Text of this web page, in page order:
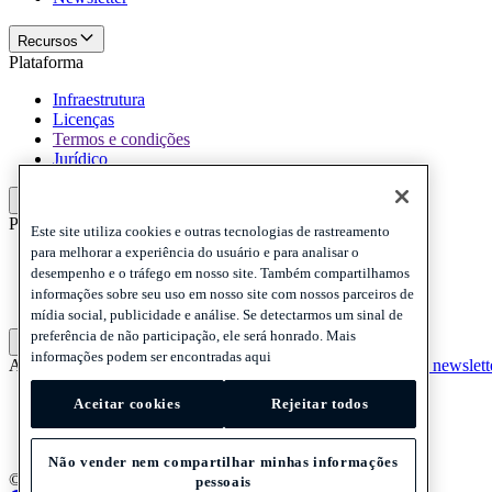
Recursos
Plataforma
Infraestrutura
Licenças
Termos e condições
Jurídico
Politicas e termo de responsabilidade
Privacy
Cookies
Disclaimer
Politicas e termo de responsabilidade
Assine nossa newsletterAssine nossa newsletter
Assine nossa
Privacy
Disclaimer
© 2026 Adyen
Este site utiliza cookies e outras tecnologias de rastreamento
para melhorar a experiência do usuário e para analisar o
desempenho e o tráfego em nosso site. Também compartilhamos
informações sobre seu uso em nosso site com nossos parceiros de
mídia social, publicidade e análise. Se detectarmos um sinal de
preferência de não participação, ele será honrado. Mais
informações podem ser encontradas aqui
Aceitar cookies Rejeitar todos
Não vender nem compartilhar minhas informações
pessoais